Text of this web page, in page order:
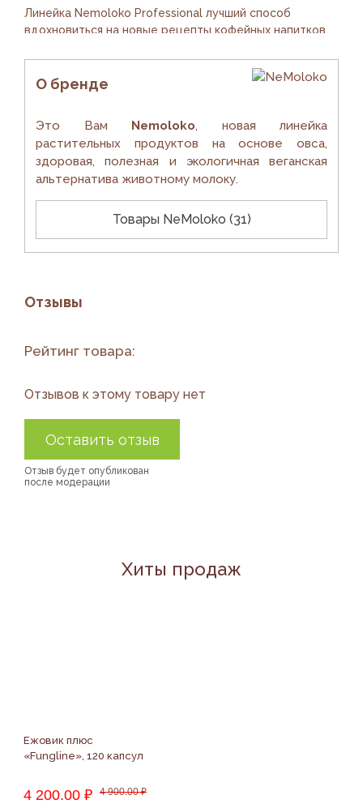
Марка (бренд):NeMoloko
Жиры:1.5 г
Линейка Nemoloko Professional лучший способ
вдохновиться на новые рецепты кофейных напитков.
утренний кофе, а бариста в любимой кофейне с
лёгкостью приготовит густую пенку для капучино.
кокосовым Nemoloko Professional или просто пейте
его с удовольствием.
О бренде
Это Вам Nemoloko, новая линейка
растительных продуктов на основе овса,
здоровая, полезная и экологичная веганская
альтернатива животному молоку.
Товары NeMoloko (31)
Отзывы
Рейтинг товара:
Отзывов к этому товару нет
Оставить отзыв
Отзыв будет опубликован
после модерации
Хиты продаж
Ежовик плюс
«Fungline», 120 капсул
4 200.00 ₽ 4 900.00₽